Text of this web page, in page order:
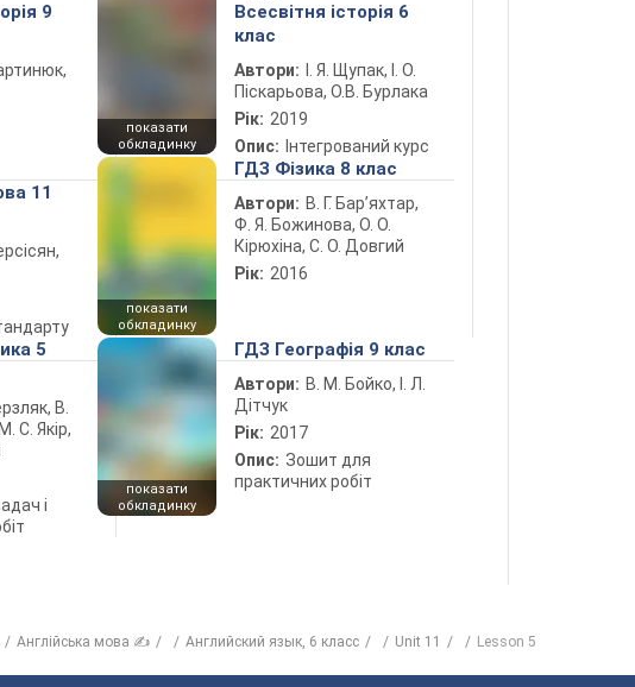
9
показати
обкладинку
Всесвітня історія 6
клас
Автори:
І. Я. Щупак, І. О.
Піскарьова, О.В. Бурлака
Рік: 2019
Опис: Інтегрований курс
11
показати
обкладинку
ГДЗ Фізика 8 клас
Автори: В. Г. Бар’яхтар,
Ф. Я. Божинова, О. О.
Кірюхіна, С. О. Довгий
Рік: 2016
5
В.
С. Якір,
і
показати
обкладинку
ГДЗ Географія 9 клас
Автори: В. М. Бойко, І. Л.
Дітчук
Рік: 2017
Опис: Зошит для
практичних робіт
Англійська мова ✍ Английский язык, 6 класс Unit 11 Lesson 5